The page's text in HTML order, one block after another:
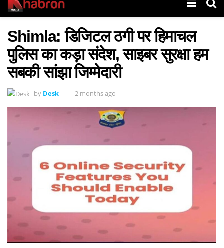
Shimla: डिजिटल ठगी पर हिमाचल
पुलिस का कड़ा संदेश, साइबर सुरक्षा हम
सबकी सांझा जिम्मेदारी
by Desk 2 months ago